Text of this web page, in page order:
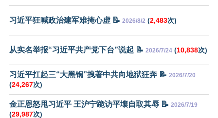
习近平狂喊政治建军难掩心虚 📝 2026/8/2 (2,483次)
从实名举报“习近平共产党下台”说起 📝 2026/7/24 (10,838次)
习近平扛起三“大黑锅”拽著中共向地狱狂奔 📝 2026/7/20
(24,267次)
金正恩怒甩习近平 王沪宁跪访平壤自取其辱 📝 2026/7/19
(29,987次)